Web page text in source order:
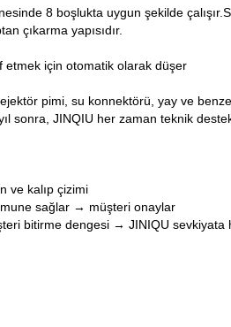
8 boşlukta uygun şekilde
çıkarma yapısıdır.
etmek için otomatik olarak düşer
pimi, su konnektörü, yay ve
sonra, JINQIU her zaman teknik
ve kalıp çizimi
sağlar → müşteri onaylar
bitirme dengesi → JINIQU sevkiyata